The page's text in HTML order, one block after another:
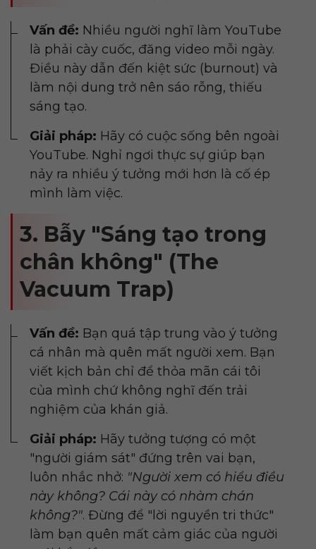
Vấn đề: Nhiều người nghĩ làm YouTube
là phải cày cuốc, đăng video mỗi ngày.
Điều này dẫn đến kiệt sức (burnout) và
làm nội dung trở nên sáo rỗng, thiếu
sáng tạo.
Giải pháp: Hãy có cuộc sống bên ngoài
YouTube. Nghỉ ngơi thực sự giúp bạn
nảy ra nhiều ý tưởng mới hơn là cố ép
mình làm việc.
3. Bẫy "Sáng tạo trong
chân không" (The
Vacuum Trap)
Vấn đề: Bạn quá tập trung vào ý tưởng
cá nhân mà quên mất người xem. Bạn
viết kịch bản chỉ để thỏa mãn cái tôi
của mình chứ không nghĩ đến trải
nghiệm của khán giả.
Giải pháp: Hãy tưởng tượng có một
"người giám sát" đứng trên vai bạn,
luôn nhắc nhở: "Người xem có hiểu điều
này không? Cái này có nhàm chán
không?". Đừng để "lời nguyền tri thức"
làm bạn quên mất cảm giác của người